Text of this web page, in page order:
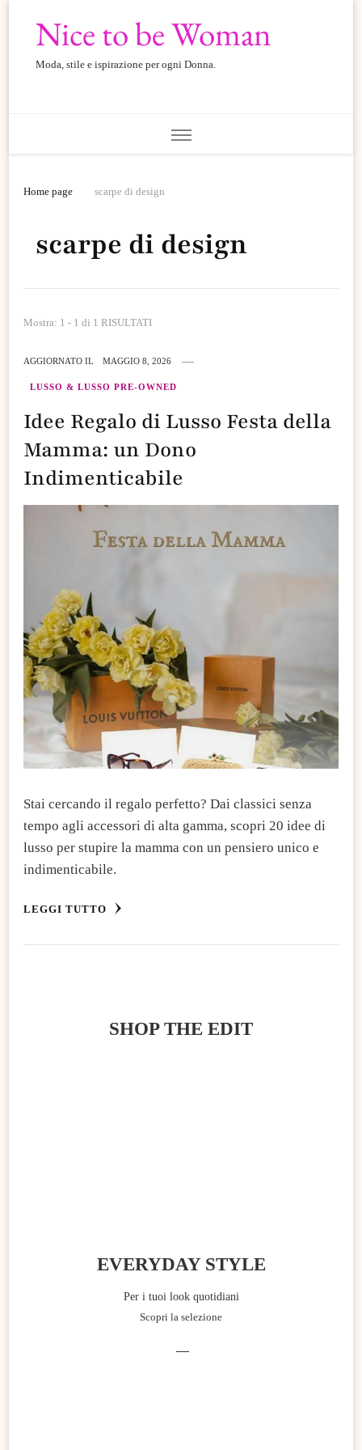
Nice to be Woman
Moda, stile e ispirazione per ogni Donna.
Home page scarpe di design
scarpe di design
Mostra: 1 - 1 di 1 RISULTATI
AGGIORNATO IL MAGGIO 8, 2026
LUSSO & LUSSO PRE-OWNED
Idee Regalo di Lusso Festa della
Mamma: un Dono
Indimenticabile
Stai cercando il regalo perfetto? Dai classici senza
tempo agli accessori di alta gamma, scopri 20 idee di
lusso per stupire la mamma con un pensiero unico e
indimenticabile.
LEGGI TUTTO
SHOP THE EDIT
EVERYDAY STYLE
Per i tuoi look quotidiani
Scopri la selezione